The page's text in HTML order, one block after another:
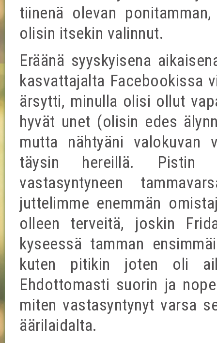
tiinenä olevan
olisin itsekin valinnut.
Eräänä syyskyisena
kasvattajalta Facebookissa
ärsytti, minulla olisi ollut
hyvät unet (olisin edes
mutta nähtyäni valokuvan
täysin hereillä. Pistin
vastasyntyneen
juttelimme enemmän
olleen terveitä, joskin
kyseessä tamman
kuten pitikin joten oli
Ehdottomasti suorin ja
miten vastasyntynyt varsa
äärilaidalta.